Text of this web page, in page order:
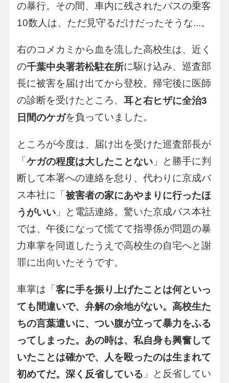
の暴行。その間、車内に残されたバスの乗客
10数人は、ただ見守るだけだったそうな...。
右のコメカミから血を流した高校生は、近く
の千葉中央署若松駐在所に駆け込み、巡査部
長に被害を届け出てから登校。帰宅後に医師
の診断を受けたところ、 耳と右ヒザに全治3
日間のケガを負っていました。
ところが今度は、届け出を受けた巡査部長が
「ケガの程度は大したことない」と勝手に判
断して本署への連絡を怠り、代わりに京成バ
ス本社に「被害者の家にあやまりに行ったほ
うがいい」と電話連絡。驚いた京成バス本社
では、午後になって慌てて指導係が問題の暴
力車掌を同道したうえで高校生の自宅へと謝
罪に出向いたそうです。
車掌は「客に手を振り上げたことは何といっ
ても間違いで、弁解の余地がない。高校生た
ちの言葉遣いに、つい腹が立って暴力をふる
ってしまった。あの時は、私自身も興奮して
いたことは確かで、人を殴ったのは生まれて
初めてだ。深く反省している 」と反省してい